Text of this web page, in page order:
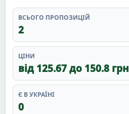
ВСЬОГО ПРОПОЗИЦІЙ
2
ЦІНИ
від 125.67 до 150.8 грн
Є В УКРАЇНІ
0